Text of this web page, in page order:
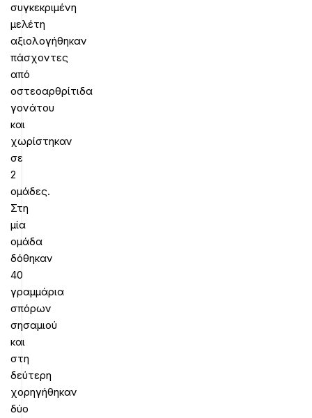
συγκεκριμένη
μελέτη
αξιολογήθηκαν
πάσχοντες
από
οστεοαρθρίτιδα
γονάτου
και
χωρίστηκαν
σε
2
ομάδες.
Στη
μία
ομάδα
δόθηκαν
40
γραμμάρια
σπόρων
σησαμιού
και
στη
δεύτερη
χορηγήθηκαν
δύο